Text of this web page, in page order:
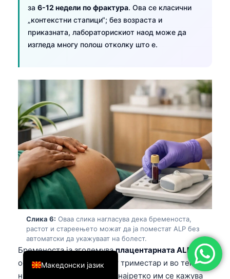
за 6-12 недели по фрактура. Ова се класични
„контекстни стапици“; без возраста и
приказната, лабораторискиот наод може да
изгледа многу полош отколку што е.
Слика 6: Оваа слика нагласува дека бременоста,
растот и стареењето можат да ја поместат ALP без
автоматски да укажуваат на болест.
Бременоста ја зголемуваплацентарната ALP
особено доцно во вториот триместар и во текот
на третиот. Нијансата што најретко им се кажува
Македонски јазик
English
Deutsch
Français
עִבְרִית
Italiano
Español
Português
Ελληνικά
Română
فارسی
Dansk